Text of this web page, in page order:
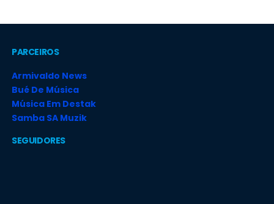
PARCEIROS
Armivaldo News
Bué De Música
Música Em Destak
Samba SA Muzik
SEGUIDORES